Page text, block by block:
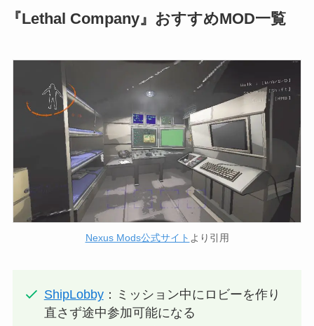
『Lethal Company』おすすめMOD一覧
Nexus Mods公式サイト より引用
ShipLobby：ミッション中にロビーを作り
直さず途中参加可能になる